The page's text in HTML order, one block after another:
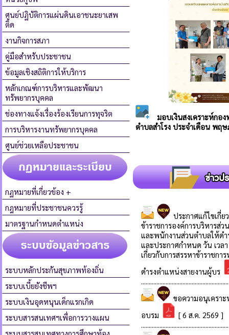
ศูนย์ปฏิบัติการแผ่นดินเอาชนะยาเสพ
ติด
งานกิจการสภา
คู่มือสำหรับประชาชน
ข้อมูลเชิงสถิติการให้บริการ
หลักเกณฑ์การบริหารและพัฒนา
ทรัพยากรบุคคล
ช่องทางแจ้งเรื่องร้องเรียนการทุจริต
การบริหารงานทรัพยากรบุคคล
ศูนย์ช่วยเหลือประชาชน
กฏหมายที่เกี่ยวข้อง +
กฎหมายที่ประชาชนควรรู้
มาตรฐานกำหนดตำแหน่ง
ระบบหลักประกันสุขภาพท้องถิ่น
ระบบเบี้ยยังชีพฯ
ระบบเงินอุดหนุนเด็กแรกเกิด
ระบบสารสนเทศฯเพื่อการวางแผน